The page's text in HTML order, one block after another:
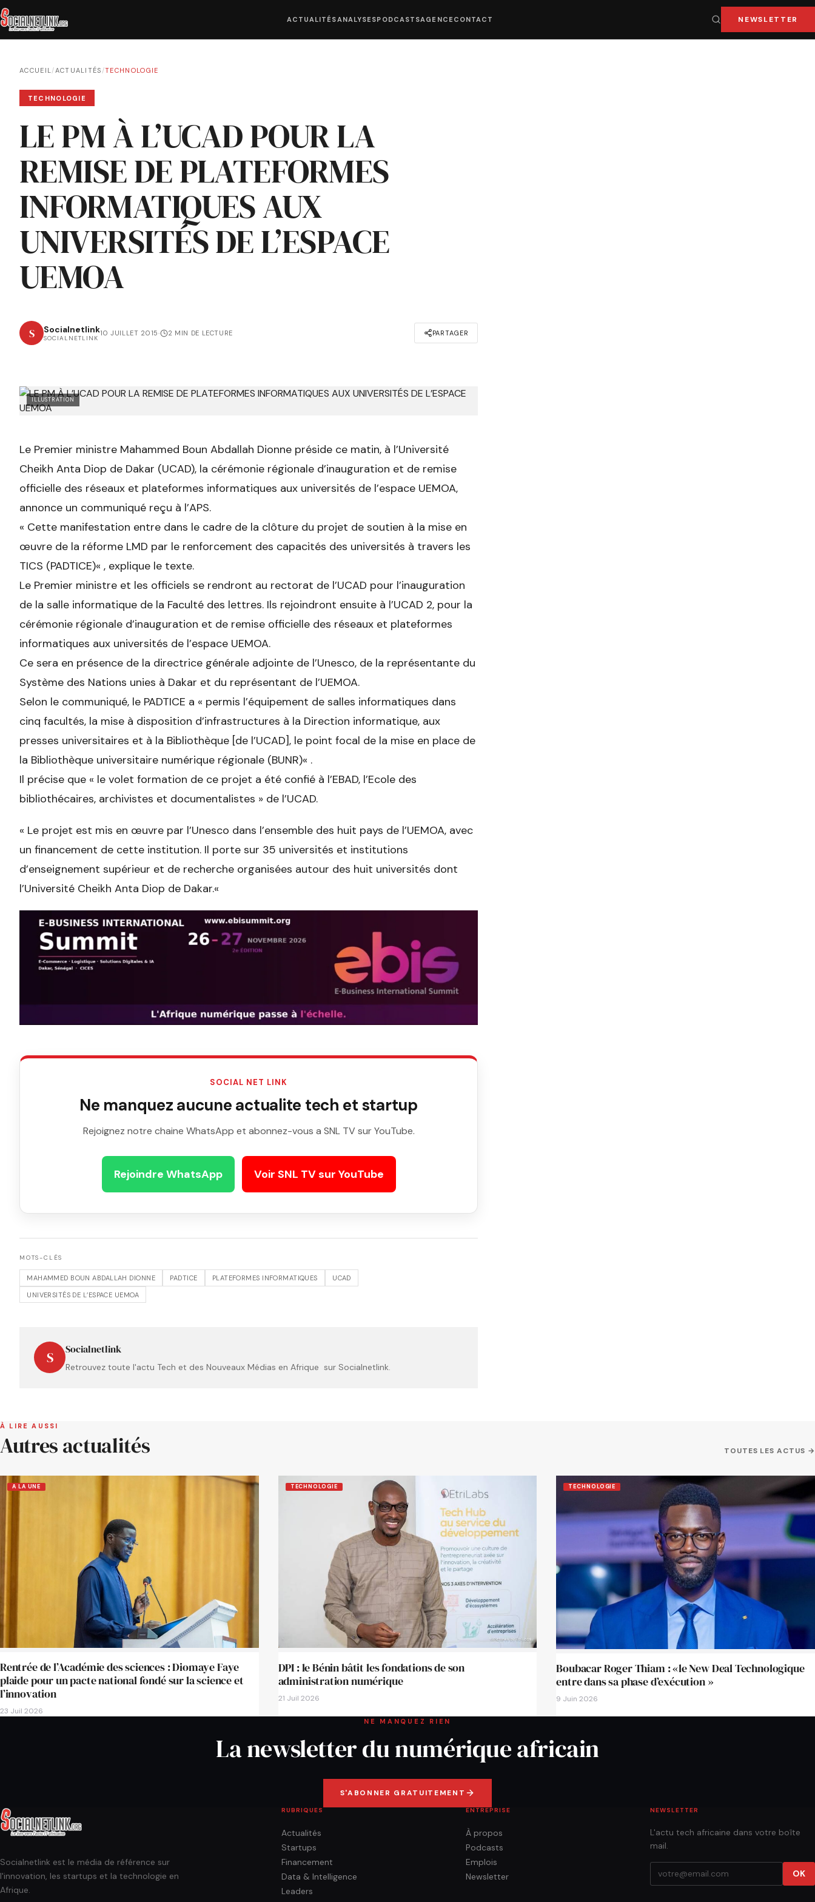
ACTUALITÉSANALYSESPODCASTSAGENCE CONTACT NEWSLETTER
ACCUEIL/ACTUALITÉS /TECHNOLOGIE
TECHNOLOGIE
LE PM À L’UCAD POUR LA
REMISE DE PLATEFORMES
INFORMATIQUES AUX
UNIVERSITÉS DE L’ESPACE
UEMOA
S Socialnetlink
SOCIALNETLINK
10 JUILLET 2015· 2 MIN DE LECTURE PARTAGER
ILLUSTRATION
Le Premier ministre Mahammed Boun Abdallah Dionne préside ce matin, à l’Université
Cheikh Anta Diop de Dakar (UCAD), la cérémonie régionale d’inauguration et de remise
officielle des réseaux et plateformes informatiques aux universités de l’espace UEMOA,
annonce un communiqué reçu à l’APS.
« Cette manifestation entre dans le cadre de la clôture du projet de soutien à la mise en
œuvre de la réforme LMD par le renforcement des capacités des universités à travers les
TICS (PADTICE)« , explique le texte.
Le Premier ministre et les officiels se rendront au rectorat de l’UCAD pour l’inauguration
de la salle informatique de la Faculté des lettres. Ils rejoindront ensuite à l’UCAD 2, pour la
cérémonie régionale d’inauguration et de remise officielle des réseaux et plateformes
informatiques aux universités de l’espace UEMOA.
Ce sera en présence de la directrice générale adjointe de l’Unesco, de la représentante du
Système des Nations unies à Dakar et du représentant de l’UEMOA.
Selon le communiqué, le PADTICE a « permis l’équipement de salles informatiques dans
cinq facultés, la mise à disposition d’infrastructures à la Direction informatique, aux
presses universitaires et à la Bibliothèque [de l’UCAD], le point focal de la mise en place de
la Bibliothèque universitaire numérique régionale (BUNR)« .
Il précise que « le volet formation de ce projet a été confié à l’EBAD, l’Ecole des
bibliothécaires, archivistes et documentalistes » de l’UCAD.
« Le projet est mis en œuvre par l’Unesco dans l’ensemble des huit pays de l’UEMOA, avec
un financement de cette institution. Il porte sur 35 universités et institutions
d’enseignement supérieur et de recherche organisées autour des huit universités dont
l’Université Cheikh Anta Diop de Dakar.«
SOCIAL NET LINK
Ne manquez aucune actualite tech et startup
Rejoignez notre chaine WhatsApp et abonnez-vous a SNL TV sur YouTube.
Rejoindre WhatsApp Voir SNL TV sur YouTube
MOTS-CLÉS
MAHAMMED BOUN ABDALLAH DIONNE PADTICE PLATEFORMES INFORMATIQUES
UCAD
UNIVERSITÉS DE L’ESPACE UEMOA
S Socialnetlink
Retrouvez toute l'actu Tech et des Nouveaux Médias en Afrique sur Socialnetlink.
À LIRE AUSSI
Autres actualités TOUTES LES ACTUS →
A LA UNE
Rentrée de l’Académie des sciences : Diomaye Faye
plaide pour un pacte national fondé sur la science et
l’innovation
23 Juil 2026
TECHNOLOGIE
DPI : le Bénin bâtit les fondations de son
administration numérique
21 Juil 2026
TECHNOLOGIE
Boubacar Roger Thiam : «le New Deal Technologique
entre dans sa phase d’exécution »
9 Juin 2026
NE MANQUEZ RIEN
La newsletter du numérique africain
S'ABONNER GRATUITEMENT
Socialnetlink est le média de référence sur
l'innovation, les startups et la technologie en
Afrique.
RUBRIQUES
Actualités
Startups
Financement
Data & Intelligence
Leaders
ENTREPRISE
À propos
Podcasts
Emplois
Newsletter
NEWSLETTER
L'actu tech africaine dans votre boîte
mail.
OK